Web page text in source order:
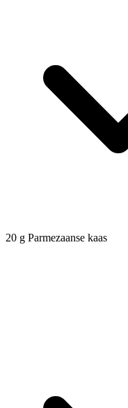
20 g Parmezaanse kaas